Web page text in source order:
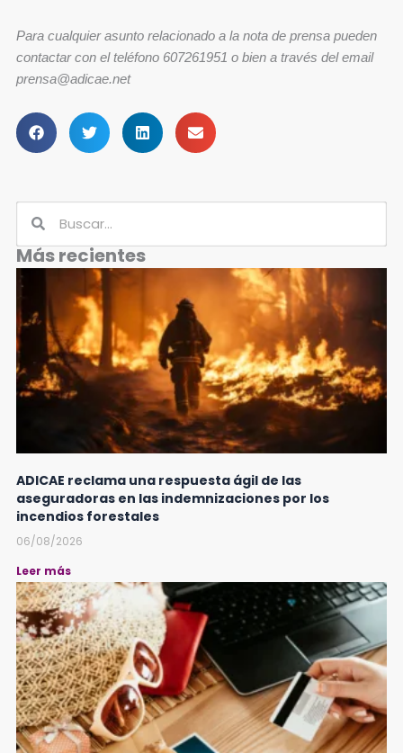
Para cualquier asunto relacionado a la nota de prensa pueden
contactar con el teléfono 607261951 o bien a través del email
prensa@adicae.net
Más recientes
ADICAE reclama una respuesta ágil de las
aseguradoras en las indemnizaciones por los
incendios forestales
06/08/2026
Leer más